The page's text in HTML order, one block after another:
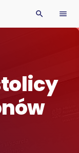
search menu